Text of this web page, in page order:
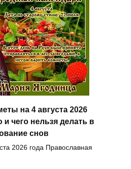
на 4 августа 2026
и чего нельзя делать в
снов
2026 года Православная